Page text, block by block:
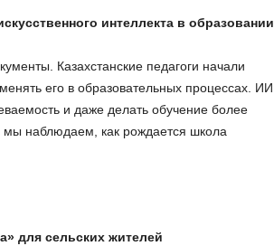
интеллекта в образовании
Казахстанские педагоги начали
его в образовательных процессах. ИИ
и даже делать обучение более
наблюдаем, как рождается школа
для сельских жителей